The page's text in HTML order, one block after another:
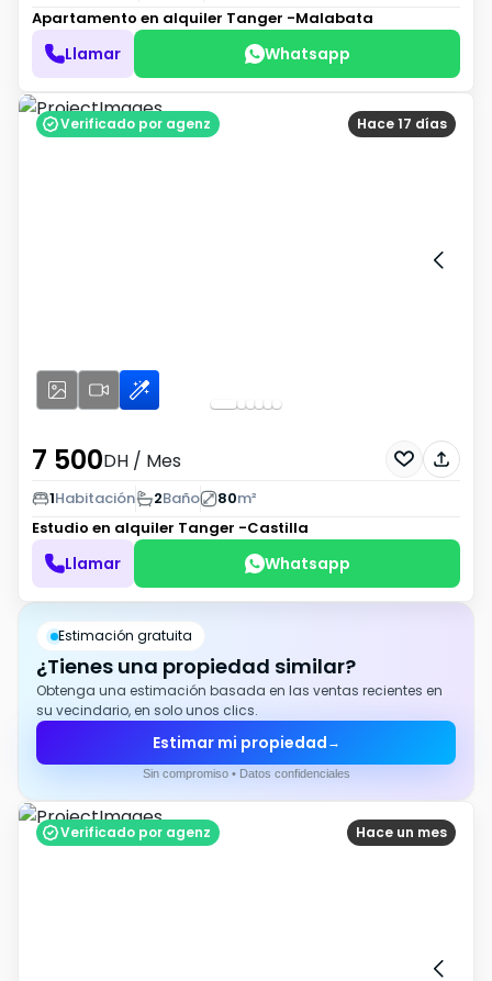
Apartamento en alquiler Tanger -Malabata
Llamar Whatsapp
Hace 17 días
Verificado por agenz
7 500DH / Mes
1Habitación 2Baño 80m²
Estudio en alquiler Tanger -Castilla
Llamar Whatsapp
Estimación gratuita
¿Tienes una propiedad similar?
Obtenga una estimación basada en las ventas recientes en
su vecindario, en solo unos clics.
Estimar mi propiedad →
Sin compromiso • Datos confidenciales
Hace un mes
Verificado por agenz